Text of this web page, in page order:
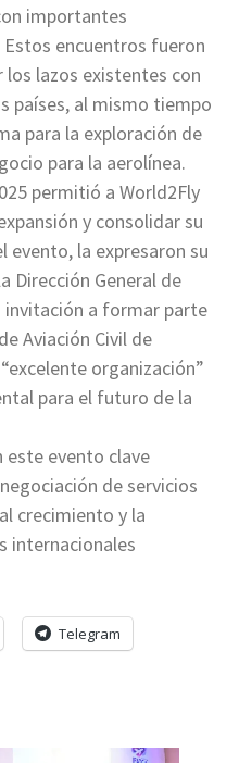
importantes
encuentros fueron
lazos existentes con
países, al mismo tiempo
para la exploración de
para la aerolínea.
permitió a World2Fly
y consolidar su
evento, la expresaron su
Dirección General de
invitación a formar parte
Aviación Civil de
organización”
para el futuro de la
este evento clave
de servicios
crecimiento y la
internacionales
Telegram